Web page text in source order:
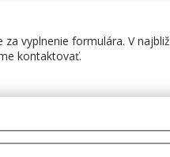
za vyplnenie formulára. V
kontaktovať.